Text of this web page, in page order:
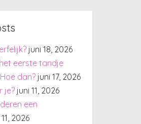
juni 18, 2026
eerste tandje
dan? juni 17, 2026
je? juni 11, 2026
een
2026